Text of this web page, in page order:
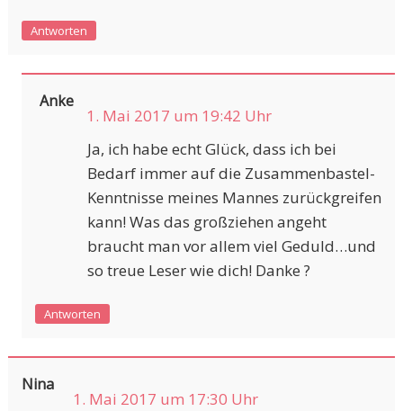
Antworten
Anke
1. Mai 2017 um 19:42 Uhr
Ja, ich habe echt Glück, dass ich bei
Bedarf immer auf die Zusammenbastel-
Kenntnisse meines Mannes zurückgreifen
kann! Was das großziehen angeht
braucht man vor allem viel Geduld…und
so treue Leser wie dich! Danke ?
Antworten
Nina
1. Mai 2017 um 17:30 Uhr